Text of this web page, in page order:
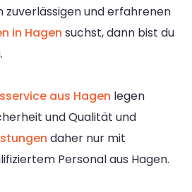
zuverlässigen und erfahrenen
in Hagen suchst, dann bist du
aus Hagen legen
und Qualität und
daher nur mit
Personal aus Hagen.